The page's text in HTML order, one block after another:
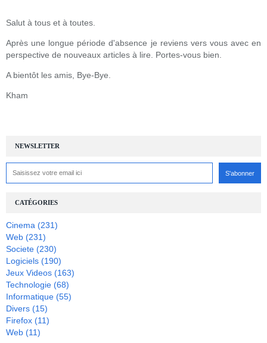
NEWSLETTER
CATÉGORIES
Cinema (231)
Web (231)
Societe (230)
Logiciels (190)
Jeux Videos (163)
Technologie (68)
Informatique (55)
Divers (15)
Firefox (11)
Web (11)
Salut à tous et à toutes.
Après une longue période d'absence je reviens vers vous avec en
perspective de nouveaux articles à lire. Portes-vous bien.
A bientôt les amis, Bye-Bye.
Kham